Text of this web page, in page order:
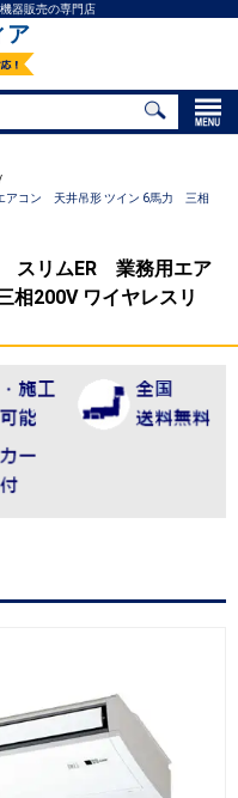
器販売の専門店
ア
アコン 天井吊形 ツイン 6馬力 三相
スリムER 業務用エア
200V ワイヤレスリ